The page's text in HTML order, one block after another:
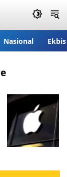
Nasional Ekbis